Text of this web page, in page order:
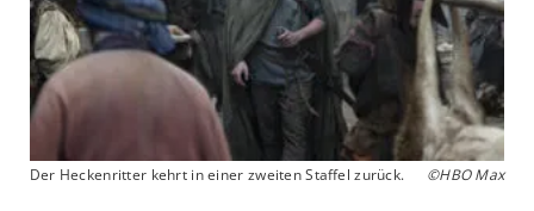
Der Heckenritter kehrt in einer zweiten Staffel zurück. ©HBO Max